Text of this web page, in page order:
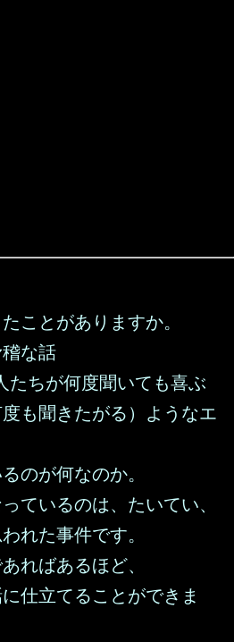
ことがありますか。
な話
たちが何度聞いても喜ぶ
度も聞きたがる）ようなエ
のが何なのか。
ているのは、たいてい、
れた事件です。
ればあるほど、
仕立てることができま